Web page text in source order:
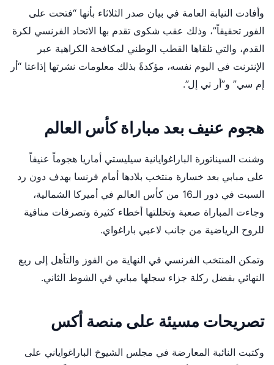
وأفادت النيابة العامة في بيان صدر الثلاثاء بأنها “فتحت على
الفور تحقيقاً”، وذلك عقب شكوى تقدم بها الاتحاد الفرنسي لكرة
القدم، والتي تلقاها القطب الوطني لمكافحة الكراهية عبر
الإنترنت في اليوم نفسه، مؤكدةً بذلك معلومات نشرتها إذاعتا “أر
إم سي” و”أر تي إل”.
هجوم عنيف بعد مباراة كأس العالم
وشنت السيناتورة الباراغوايانية سيليستي أماريا هجوماً عنيفاً
على مبابي بعد خسارة منتخب بلادها أمام فرنسا بهدف دون رد
السبت في دور الـ16 من كأس العالم في أميركا الشمالية،
وجاءت المباراة صعبة وتخللتها أخطاء كثيرة وتصرفات منافية
للروح الرياضية من جانب لاعبي باراغواي.
وتمكن المنتخب الفرنسي في النهاية من الفوز والتأهل إلى ربع
النهائي بفضل ركلة جزاء سجلها مبابي في الشوط الثاني.
تصريحات مسيئة على منصة أكس
وكتبت النائبة المعارضة في مجلس الشيوخ الباراغواياني على